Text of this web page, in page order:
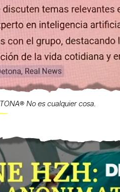
No es cualquier cosa.